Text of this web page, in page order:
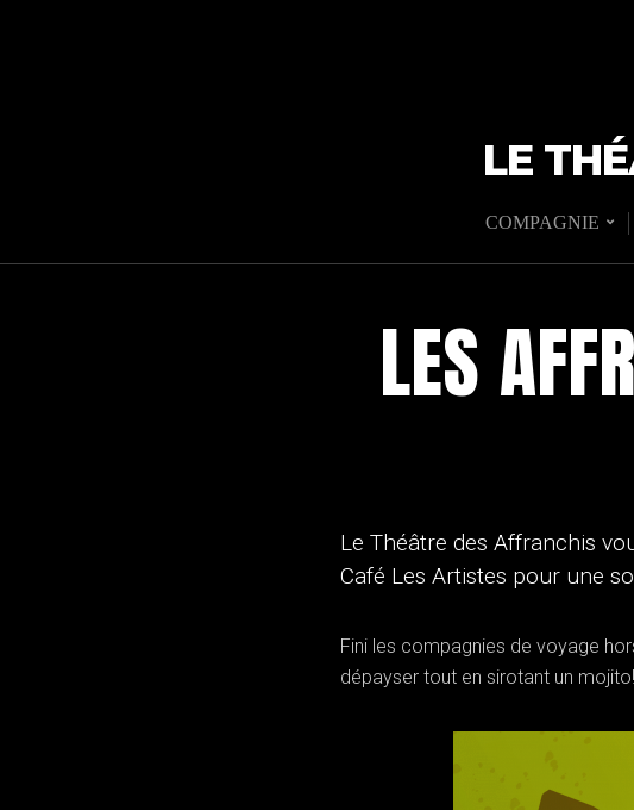
LE
COMPAGNIE
LES
Le Théâtre des Affranchis
Café Les Artistes pour une
Fini les compagnies de voyage
dépayser tout en sirotant un mojito!